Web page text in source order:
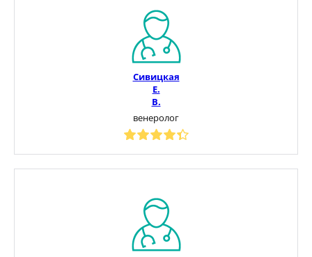
Сивицкая
Е.
В.
венеролог